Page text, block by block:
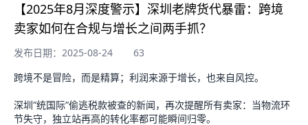
【2025年8月深度警示】深圳老牌货代暴雷：跨境
卖家如何在合规与增长之间两手抓？
发布日期：2025-08-24 63
跨境不是冒险，而是精算；利润来源于增长，也来自风控。
深圳“统国际”偷逃税款被查的新闻，再次提醒所有卖家：当物流环
节失守，独立站再高的转化率都可能瞬间归零。